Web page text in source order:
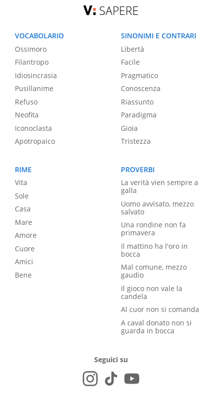
SAPERE
VOCABOLARIO
Ossimoro
Filantropo
Idiosincrasia
Pusillanime
Refuso
Neofita
Iconoclasta
Apotropaico
SINONIMI E CONTRARI
Libertà
Facile
Pragmatico
Conoscenza
Riassunto
Paradigma
Gioia
Tristezza
RIME
Vita
Sole
Casa
Mare
Amore
Cuore
Amici
Bene
PROVERBI
La verità vien sempre a
galla
Uomo avvisato, mezzo
salvato
Una rondine non fa
primavera
Il mattino ha l'oro in
bocca
Mal comune, mezzo
gaudio
Il gioco non vale la
candela
Al cuor non si comanda
A caval donato non si
guarda in bocca
Seguici su